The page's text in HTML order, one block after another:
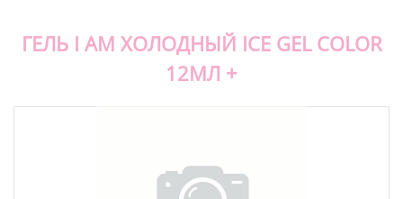
ГЕЛЬ I AM ХОЛОДНЫЙ ICE GEL COLOR
12МЛ +